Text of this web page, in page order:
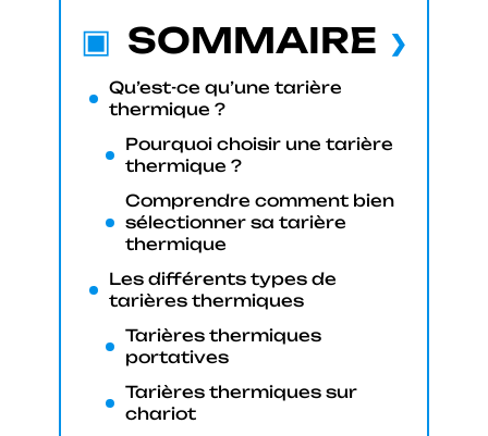
SOMMAIRE
Qu’est-ce qu’une tarière
thermique ?
Pourquoi choisir une tarière
thermique ?
Comprendre comment bien
sélectionner sa tarière
thermique
Les différents types de
tarières thermiques
Tarières thermiques
portatives
Tarières thermiques sur
chariot